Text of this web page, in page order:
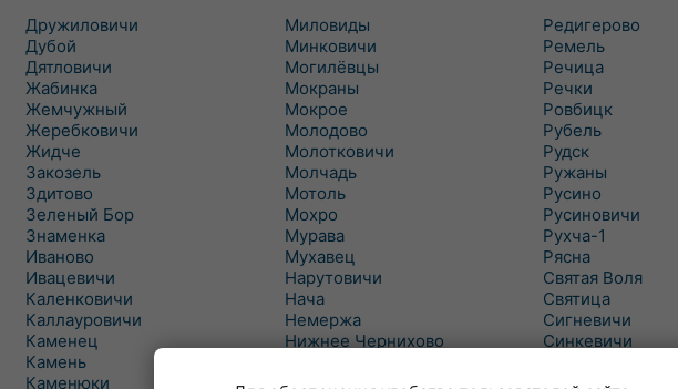
Дружиловичи
Дубой
Дятловичи
Жабинка
Жемчужный
Жеребковичи
Жидче
Закозель
Здитово
Зеленый Бор
Знаменка
Иваново
Ивацевичи
Каленковичи
Каллауровичи
Каменец
Камень
Каменюки
Миловиды
Минковичи
Могилёвцы
Мокраны
Мокрое
Молодово
Молотковичи
Молчадь
Мотоль
Мохро
Мурава
Мухавец
Нарутовичи
Нача
Немержа
Нижнее Чернихово
Новицковичи
Редигерово
Ремель
Речица
Речки
Ровбицк
Рубель
Рудск
Ружаны
Русино
Русиновичи
Рухча-1
Рясна
Святая Воля
Святица
Сигневичи
Синкевичи
Снитово